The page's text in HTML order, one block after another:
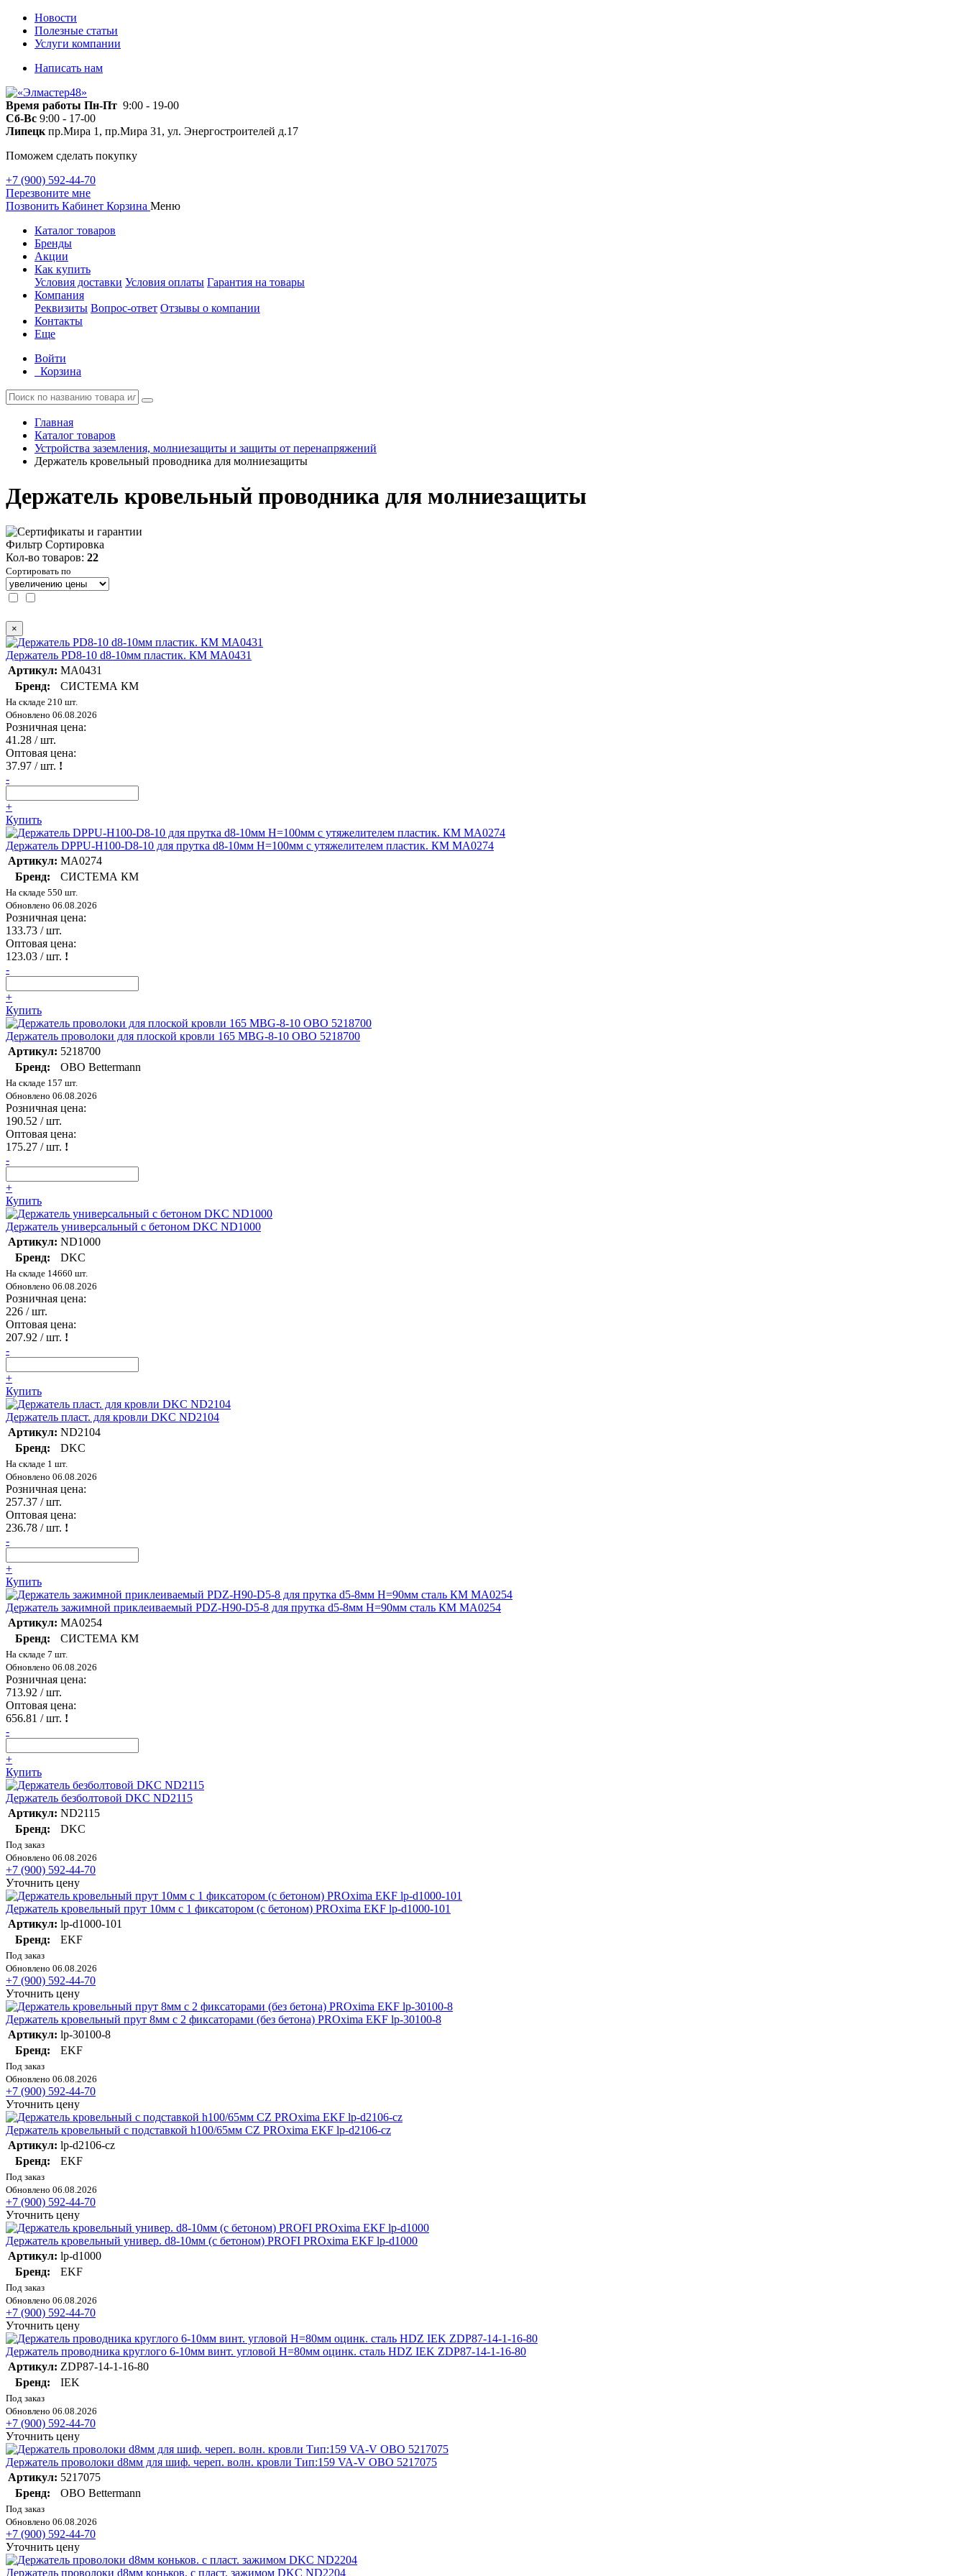
Новости
Полезные статьи
Услуги компании
Написать нам
Время работы Пн-Пт 9:00 - 19-00
Сб-Вс 9:00 - 17-00
Липецк пр.Мира 1, пр.Мира 31, ул. Энергостроителей д.17
Поможем сделать покупку
+7 (900) 592-44-70
Перезвоните мне
Позвонить Кабинет Корзина Меню
Каталог товаров
Бренды
Акции
Как купить
Условия доставки Условия оплаты Гарантия на товары
Компания
Реквизиты Вопрос-ответ Отзывы о компании
Контакты
Еще
Войти
Корзина
Главная
Каталог товаров
Устройства заземления, молниезащиты и защиты от перенапряжений
Держатель кровельный проводника для молниезащиты
Держатель кровельный проводника для молниезащиты
Фильтр Сортировка
Кол-во товаров: 22
Сортировать по
×
Держатель PD8-10 d8-10мм пластик. КМ MA0431
Артикул: MA0431
Бренд:
СИСТЕМА КМ
На складе 210 шт.
Обновлено 06.08.2026
Розничная цена:
41.28 / шт.
Оптовая цена:
37.97 / шт. !
-
+
Купить
Держатель DPPU-H100-D8-10 для прутка d8-10мм H=100мм с утяжелителем пластик. КМ MA0274
Артикул: MA0274
Бренд:
СИСТЕМА КМ
На складе 550 шт.
Обновлено 06.08.2026
Розничная цена:
133.73 / шт.
Оптовая цена:
123.03 / шт. !
-
+
Купить
Держатель проволоки для плоской кровли 165 MBG-8-10 OBO 5218700
Артикул: 5218700
Бренд:
OBO Bettermann
На складе 157 шт.
Обновлено 06.08.2026
Розничная цена:
190.52 / шт.
Оптовая цена:
175.27 / шт. !
-
+
Купить
Держатель универсальный с бетоном DKC ND1000
Артикул: ND1000
Бренд:
DKC
На складе 14660 шт.
Обновлено 06.08.2026
Розничная цена:
226 / шт.
Оптовая цена:
207.92 / шт. !
-
+
Купить
Держатель пласт. для кровли DKC ND2104
Артикул: ND2104
Бренд:
DKC
На складе 1 шт.
Обновлено 06.08.2026
Розничная цена:
257.37 / шт.
Оптовая цена:
236.78 / шт. !
-
+
Купить
Держатель зажимной приклеиваемый PDZ-H90-D5-8 для прутка d5-8мм H=90мм сталь КМ MA0254
Артикул: MA0254
Бренд:
СИСТЕМА КМ
На складе 7 шт.
Обновлено 06.08.2026
Розничная цена:
713.92 / шт.
Оптовая цена:
656.81 / шт. !
-
+
Купить
Держатель безболтовой DKC ND2115
Артикул: ND2115
Бренд:
DKC
Под заказ
Обновлено 06.08.2026
+7 (900) 592-44-70
Уточнить цену
Держатель кровельный прут 10мм c 1 фиксатором (с бетоном) PROxima EKF lp-d1000-101
Артикул: lp-d1000-101
Бренд:
EKF
Под заказ
Обновлено 06.08.2026
+7 (900) 592-44-70
Уточнить цену
Держатель кровельный прут 8мм с 2 фиксаторами (без бетона) PROxima EKF lp-30100-8
Артикул: lp-30100-8
Бренд:
EKF
Под заказ
Обновлено 06.08.2026
+7 (900) 592-44-70
Уточнить цену
Держатель кровельный с подставкой h100/65мм CZ PROxima EKF lp-d2106-cz
Артикул: lp-d2106-cz
Бренд:
EKF
Под заказ
Обновлено 06.08.2026
+7 (900) 592-44-70
Уточнить цену
Держатель кровельный универ. d8-10мм (с бетоном) PROFI PROxima EKF lp-d1000
Артикул: lp-d1000
Бренд:
EKF
Под заказ
Обновлено 06.08.2026
+7 (900) 592-44-70
Уточнить цену
Держатель проводника круглого 6-10мм винт. угловой H=80мм оцинк. сталь HDZ IEK ZDP87-14-1-16-80
Артикул: ZDP87-14-1-16-80
Бренд:
IEK
Под заказ
Обновлено 06.08.2026
+7 (900) 592-44-70
Уточнить цену
Держатель проволоки d8мм для шиф. череп. волн. кровли Тип:159 VA-V OBO 5217075
Артикул: 5217075
Бренд:
OBO Bettermann
Под заказ
Обновлено 06.08.2026
+7 (900) 592-44-70
Уточнить цену
Держатель проволоки d8мм коньков. с пласт. зажимом DKC ND2204